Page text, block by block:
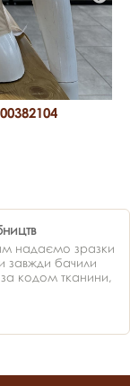
надаємо зразки
завжди бачили
за кодом тканини,